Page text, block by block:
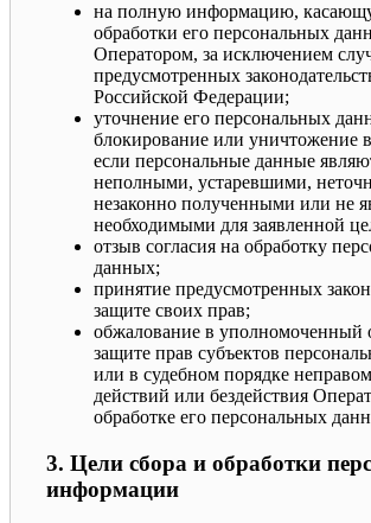
на полную информацию,
обработки его персональных
Оператором, за исключением
предусмотренных
Российской Федерации;
уточнение его персональных
блокирование или уничтожение
если персональные данные
неполными, устаревшими,
незаконно полученными или не
необходимыми для заявленной
отзыв согласия на обработку
данных;
принятие предусмотренных
защите своих прав;
обжалование в уполномоченный
защите прав субъектов
или в судебном порядке
действий или бездействия
обработке его персональных
3. Цели сбора и обработки
информации